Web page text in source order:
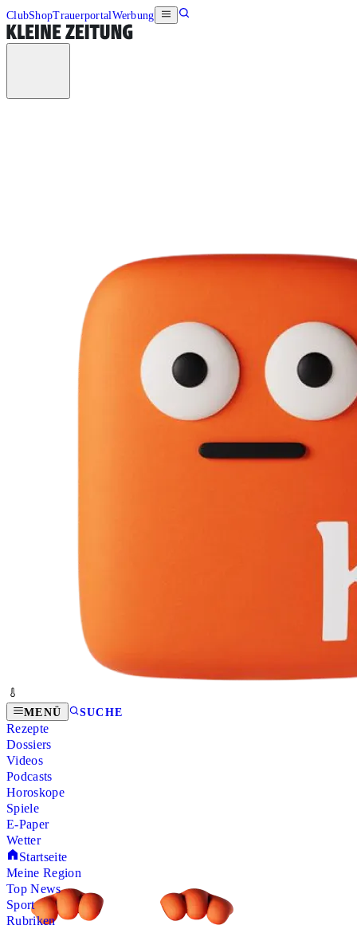
ClubShopTrauerportalWerbung
MENÜ SUCHE
Rezepte
Dossiers
Videos
Podcasts
Horoskope
Spiele
E-Paper
Wetter
Startseite
Meine Region
Top News
Sport
Rubriken